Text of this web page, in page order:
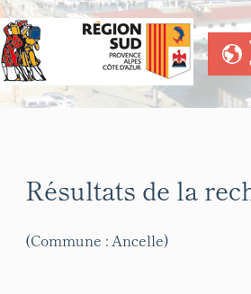
Résultats de la
(Commune : Ancelle)